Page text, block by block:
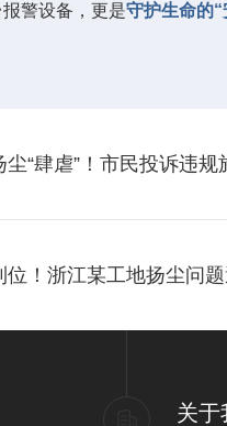
警设备，更是守护生命的
尘“肆虐”！市民投诉违
位！浙江某工地扬尘问
关于